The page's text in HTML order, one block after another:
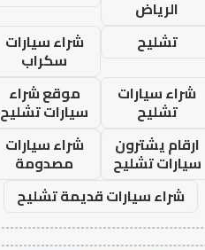
الرياض
تشليح
شراء سيارات
سكراب
شراء سيارات
تشليح
موقع شراء
سيارات تشليح
ارقام يشترون
سيارات تشليح
شراء سيارات
مصدومة
شراء سيارات قديمة تشليح